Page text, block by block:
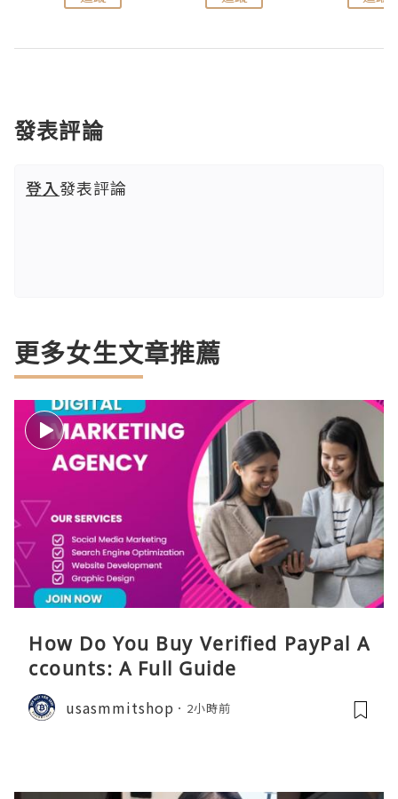
發表評論
登入發表評論
更多女生文章推薦
How Do You Buy Verified PayPal A
ccounts: A Full Guide
usasmmitshop 2小時前